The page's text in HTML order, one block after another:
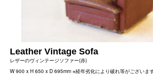
Leather Vintage Sofa
レザーのヴィンテージソファー(赤)
W 900 x H 650 x D 695mm ※経年劣化により破れ等がございます